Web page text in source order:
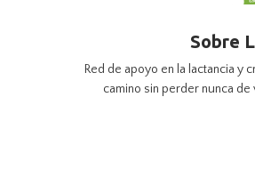
Sobre
Red de apoyo en la lactancia y
camino sin perder nunca